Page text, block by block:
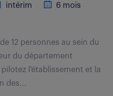
intérim
6 mois
12 personnes au sein du
du département
l'établissement et la
des...